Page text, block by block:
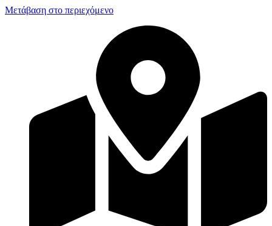
Μετάβαση στο περιεχόμενο